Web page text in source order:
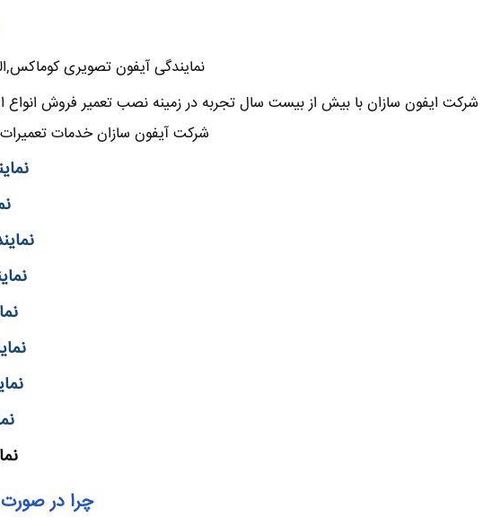
نمایندگی آیفون تصویری
شرکت ایفون سازان با بیش از بیست سال تجربه در زمینه نصب تعمیر فروش
شرکت آیفون سازان خدمات
چرا در